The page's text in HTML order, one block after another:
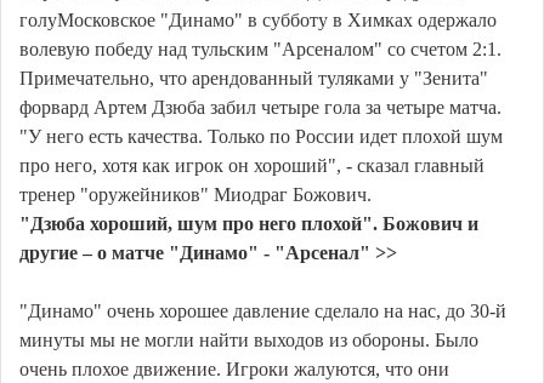
голуМосковское "Динамо" в субботу в Химках одержало
волевую победу над тульским "Арсеналом" со счетом 2:1.
Примечательно, что арендованный туляками у "Зенита"
форвард Артем Дзюба забил четыре гола за четыре матча.
"У него есть качества. Только по России идет плохой шум
про него, хотя как игрок он хороший", - сказал главный
тренер "оружейников" Миодраг Божович.
"Дзюба хороший, шум про него плохой". Божович и
другие – о матче "Динамо" - "Арсенал" >>
"Динамо" очень хорошее давление сделало на нас, до 30-й
минуты мы не могли найти выходов из обороны. Было
очень плохое движение. Игроки жалуются, что они